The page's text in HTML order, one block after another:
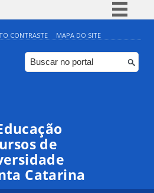
Simplifique!
Comunica BR
Participe
CONTRASTE MAPA DO SITE
de
Catarina